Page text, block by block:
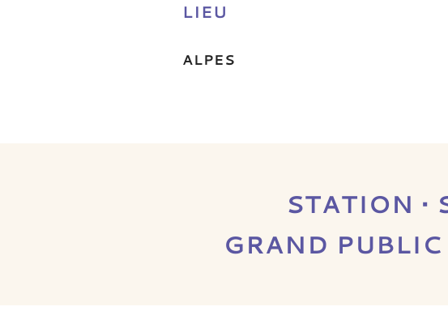
LIEU
ALPES
STATION •
GRAND PUBLIC